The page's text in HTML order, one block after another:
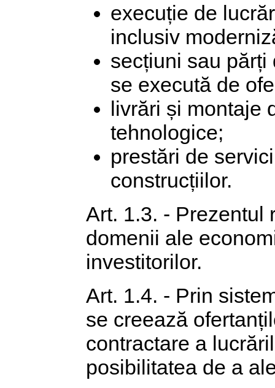
execuție de
inclusiv
secțiuni sau
se execută de
livrări și montaje
tehnologice;
prestări de
construcțiilor.
Art. 1.3. - Prezentul
domenii ale
investitorilor.
Art. 1.4. - Prin
se creează
contractare a
posibilitatea de a